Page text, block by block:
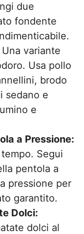
due
fondente
Una variante
Usa pollo
brodo
sedano e
e
a Pressione:
Segui
pentola a
pressione per
garantito.
Dolci:
dolci al